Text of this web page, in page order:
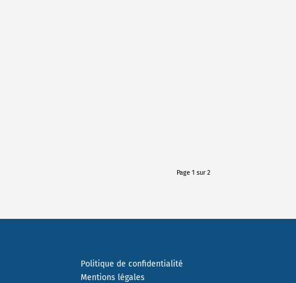
Page 1 sur 2
Politique de confidentialité
Mentions légales